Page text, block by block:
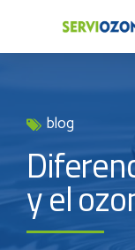
blog
y el